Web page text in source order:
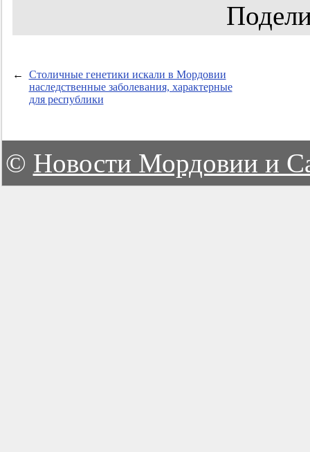
←
Столичные генетики искали в Мордовии
наследственные заболевания, характерные
для республики
© Новости Мордовии и